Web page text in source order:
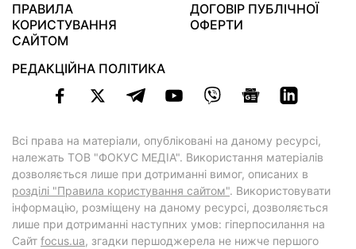
ПРАВИЛА
КОРИСТУВАННЯ
САЙТОМ
ДОГОВІР ПУБЛІЧНОЇ
ОФЕРТИ
РЕДАКЦІЙНА ПОЛІТИКА
Всі права на матеріали, опубліковані на даному ресурсі,
належать ТОВ "ФОКУС МЕДІА". Використання матеріалів
дозволяється лише при дотриманні вимог, описаних в
розділі "Правила користування сайтом". Використовувати
інформацію, розміщену на даному ресурсі, дозволяється
лише при дотриманні наступних умов: гіперпосилання на
Cайт focus.ua, згадки першоджерела не нижче першого